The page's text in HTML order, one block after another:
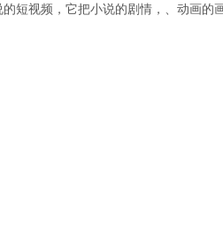
短视频，它把小说的剧情，、动画的